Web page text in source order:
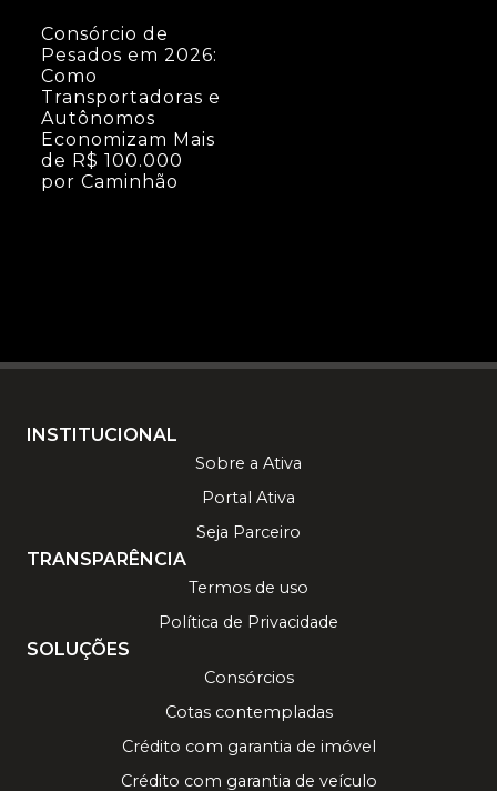
Consórcio de
Pesados em 2026:
Como
Transportadoras e
Autônomos
Economizam Mais
de R$ 100.000
por Caminhão
INSTITUCIONAL
Sobre a Ativa
Portal Ativa
Seja Parceiro
TRANSPARÊNCIA
Termos de uso
Política de Privacidade
SOLUÇÕES
Consórcios
Cotas contempladas
Crédito com garantia de imóvel
Crédito com garantia de veículo